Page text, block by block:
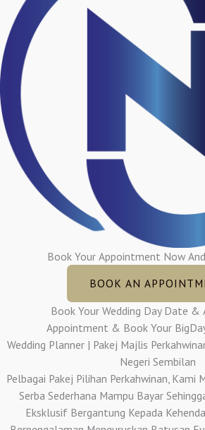
Book Your Appointment Now
BOOK AN
Book Your Wedding Day Date
Appointment & Book Your
Wedding Planner | Pakej Majlis
Negeri Sembilan
Pelbagai Pakej Pilihan Perkahwinan, Kami
Serba Sederhana Mampu Bayar
Eksklusif Bergantung Kepada